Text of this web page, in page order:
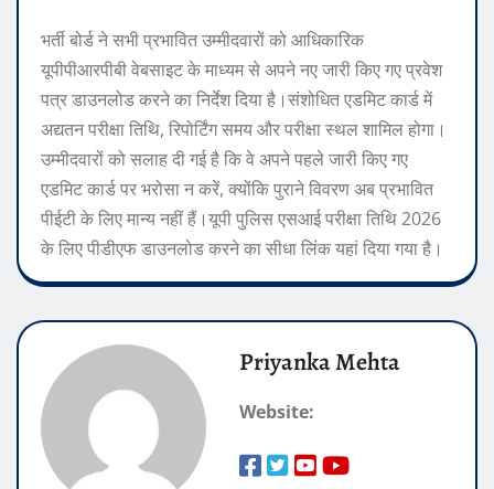
भर्ती बोर्ड ने सभी प्रभावित उम्मीदवारों को आधिकारिक
यूपीपीआरपीबी वेबसाइट के माध्यम से अपने नए जारी किए गए प्रवेश
पत्र डाउनलोड करने का निर्देश दिया है।संशोधित एडमिट कार्ड में
अद्यतन परीक्षा तिथि, रिपोर्टिंग समय और परीक्षा स्थल शामिल होगा।
उम्मीदवारों को सलाह दी गई है कि वे अपने पहले जारी किए गए
एडमिट कार्ड पर भरोसा न करें, क्योंकि पुराने विवरण अब प्रभावित
पीईटी के लिए मान्य नहीं हैं।यूपी पुलिस एसआई परीक्षा तिथि 2026
के लिए पीडीएफ डाउनलोड करने का सीधा लिंक यहां दिया गया है।
Priyanka Mehta
Website: